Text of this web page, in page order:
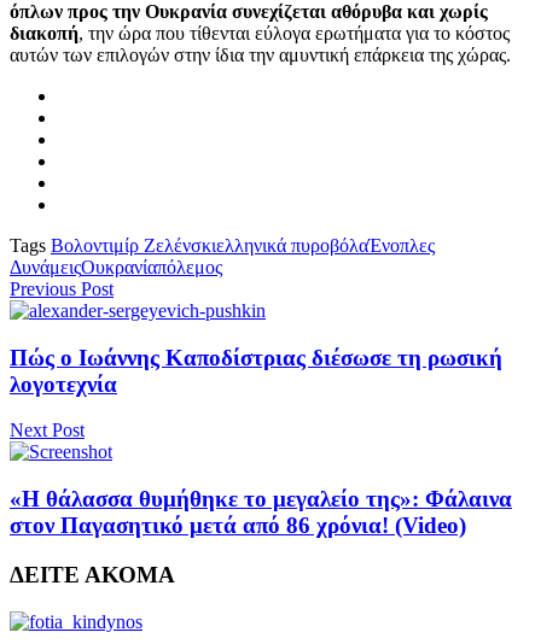
όπλων προς την Ουκρανία συνεχίζεται αθόρυβα και χωρίς
διακοπή, την ώρα που τίθενται εύλογα ερωτήματα για το κόστος
αυτών των επιλογών στην ίδια την αμυντική επάρκεια της χώρας.
Tags Βολοντιμίρ Ζελένσκιελληνικά πυροβόλαΈνοπλες
ΔυνάμειςΟυκρανίαπόλεμος
Previous Post
Πώς ο Ιωάννης Καποδίστριας διέσωσε τη ρωσική
λογοτεχνία
Next Post
«Η θάλασσα θυμήθηκε το μεγαλείο της»: Φάλαινα
στον Παγασητικό μετά από 86 χρόνια! (Video)
ΔΕΙΤΕ ΑΚΟΜΑ